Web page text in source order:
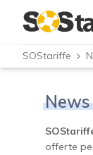
SOStariffe
offerte